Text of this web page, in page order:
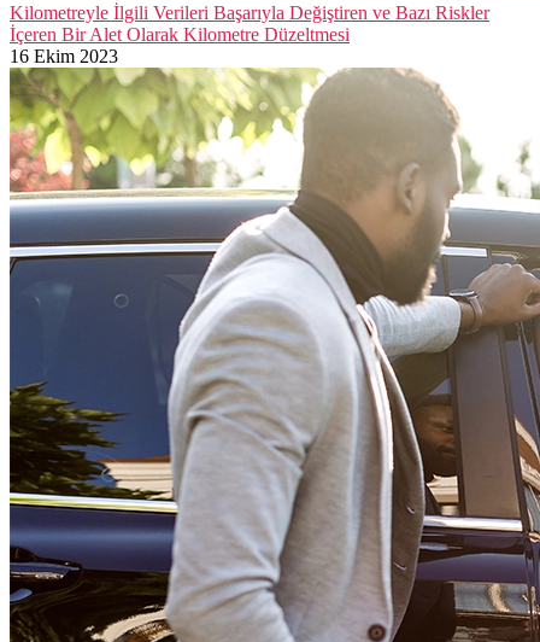
Kilometreyle İlgili Verileri Başarıyla Değiştiren ve Bazı Riskler
İçeren Bir Alet Olarak Kilometre Düzeltmesi
16 Ekim 2023